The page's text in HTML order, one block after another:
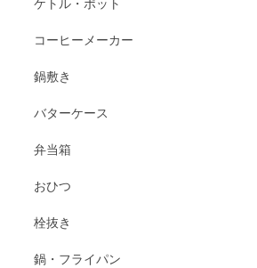
ケトル・ポット
コーヒーメーカー
鍋敷き
バターケース
弁当箱
おひつ
栓抜き
鍋・フライパン